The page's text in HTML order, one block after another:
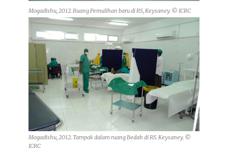
Mogadishu, 2012. Ruang Pemulihan baru di RS, Keysaney. © ICRC
Mogadishu, 2012. Tampak dalam ruang Bedah di RS. Keysaney. ©
ICRC